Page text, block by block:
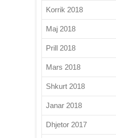
Korrik 2018
Maj 2018
Prill 2018
Mars 2018
Shkurt 2018
Janar 2018
Dhjetor 2017